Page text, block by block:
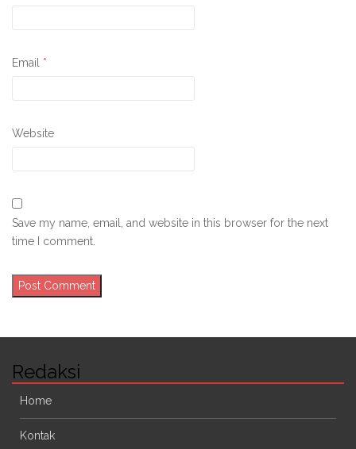
Email *
Website
Save my name, email, and website in this browser for the next
time I comment.
Redaksi
Home
Kontak